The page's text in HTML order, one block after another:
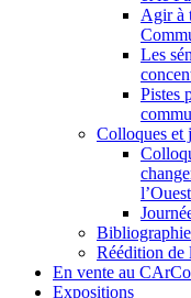
Agir à
Les
Pistes
Colloques et
Réédition
En vente au
Expositions